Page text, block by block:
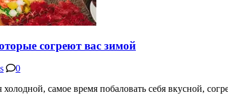
согреют вас зимой
0
самое время побаловать себя вкусной,